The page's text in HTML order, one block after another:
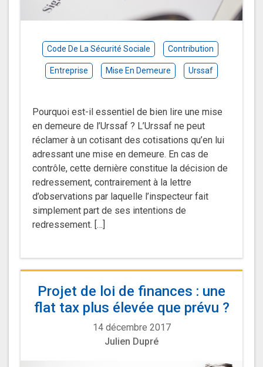
Code De La Sécurité Sociale Contribution
Entreprise Mise En Demeure Urssaf
Pourquoi est-il essentiel de bien lire une mise
en demeure de l’Urssaf ? L’Urssaf ne peut
réclamer à un cotisant des cotisations qu’en lui
adressant une mise en demeure. En cas de
contrôle, cette dernière constitue la décision de
redressement, contrairement à la lettre
d’observations par laquelle l’inspecteur fait
simplement part de ses intentions de
redressement. […]
Projet de loi de finances : une
flat tax plus élevée que prévu ?
14 décembre 2017
Julien Dupré